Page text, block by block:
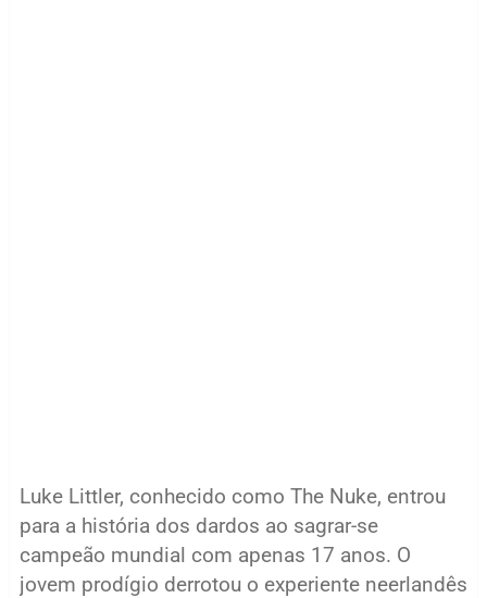
Luke Littler, conhecido como The Nuke, entrou
para a história dos dardos ao sagrar-se
campeão mundial com apenas 17 anos. O
jovem prodígio derrotou o experiente neerlandês